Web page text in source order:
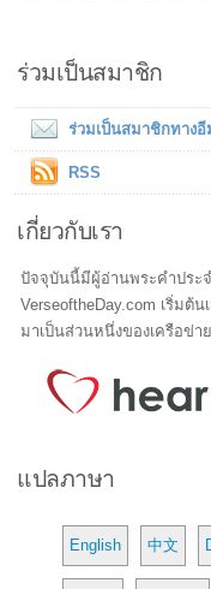
ร่วมเป็นสมาชิก
ร่วมเป็นสมาชิกทางอี
RSS
เกี่ยวกับเรา
ปัจจุบันนี้มีผู้อ่านพระคำประ
VerseoftheDay.com เริ่มต้
มาเป็นส่วนหนึ่งของเครือข่า
แปลภาษา
English 中文